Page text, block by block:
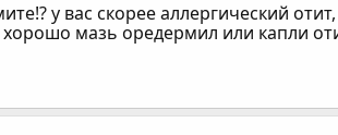
у вас скорее аллергический
мазь оредермил или капли